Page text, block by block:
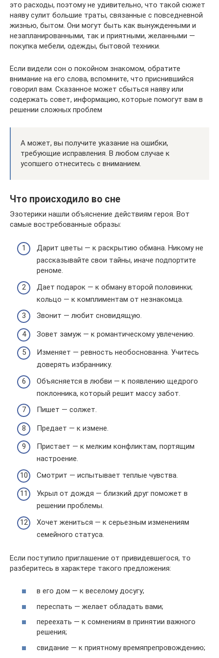
это расходы, поэтому не удивительно, что такой сюжет
наяву сулит большие траты, связанные с повседневной
жизнью, бытом. Они могут быть как вынужденными и
незапланированными, так и приятными, желанными —
покупка мебели, одежды, бытовой техники.
Если видели сон о покойном знакомом, обратите
внимание на его слова, вспомните, что приснившийся
говорил вам. Сказанное может сбыться наяву или
содержать совет, информацию, которые помогут вам в
решении сложных проблем
А может, вы получите указание на ошибки,
требующие исправления. В любом случае к
усопшего отнеситесь с вниманием.
Что происходило во сне
Эзотерики нашли объяснение действиям героя. Вот
самые востребованные образы:
Дарит цветы — к раскрытию обмана. Никому не
рассказывайте свои тайны, иначе подпортите
реноме.
Дает подарок — к обману второй половинки;
кольцо — к комплиментам от незнакомца.
Звонит — любит сновидящую.
Зовет замуж — к романтическому увлечению.
Изменяет — ревность необоснованна. Учитесь
доверять избраннику.
Объясняется в любви — к появлению щедрого
поклонника, который решит массу забот.
Пишет — солжет.
Предает — к измене.
Пристает — к мелким конфликтам, портящим
настроение.
Смотрит — испытывает теплые чувства.
Укрыл от дождя — близкий друг поможет в
решении проблемы.
Хочет жениться — к серьезным изменениям
семейного статуса.
Если поступило приглашение от привидевшегося, то
разберитесь в характере такого предложения:
в его дом — к веселому досугу;
переспать — желает обладать вами;
переехать — к сомнениям в принятии важного
решения;
свидание — к приятному времяпрепровождению;